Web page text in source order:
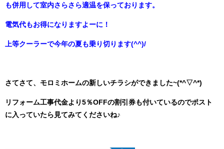
も併用して室内さらさら適温を保っております。
電気代もお得になりますよーに！
上等クーラーで今年の夏も乗り切ります(^^)/
さてさて、モロミホームの新しいチラシができました~(*^▽^*)
リフォーム工事代金より5％OFFの割引券も付いているのでポスト
に入っていたら見てみてくださいね♪